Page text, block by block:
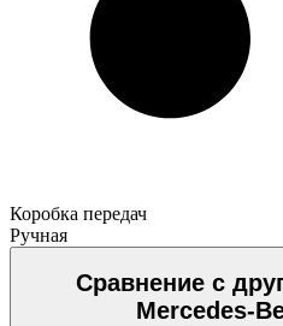
Коробка передач
Ручная
Сравнение с
Mercedes-